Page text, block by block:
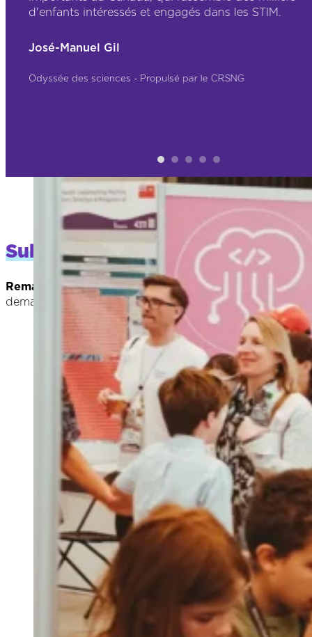
d'enfants intéressés et engagés dans les STIM.
José-Manuel Gil
Odyssée des sciences - Propulsé par le CRSNG
Subvention pour les autobus
Remarque :les demandes de subvention pour les
demander une attention particulière pour votre école,